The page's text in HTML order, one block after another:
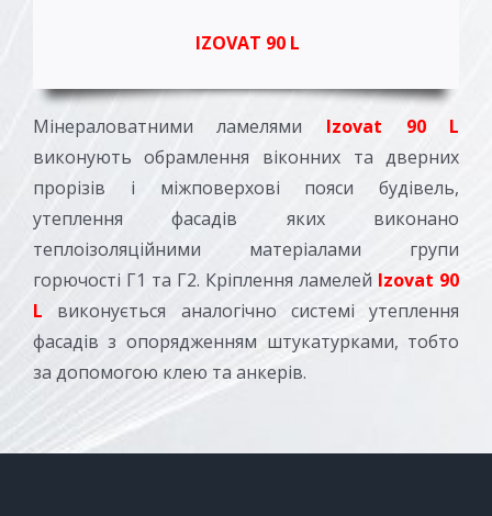
IZOVAT 90 L
Мінераловатними ламелями Izovat 90 L
виконують обрамлення віконних та дверних
прорізів і міжповерхові пояси будівель,
утеплення фасадів яких виконано
теплоізоляційними матеріалами групи
горючості Г1 та Г2. Кріплення ламелей Izovat 90
L виконується аналогічно системі утеплення
фасадів з опорядженням штукатурками, тобто
за допомогою клею та анкерів.